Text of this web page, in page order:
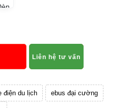
Liên hệ tư vấn
điện du lịch ebus đại cường